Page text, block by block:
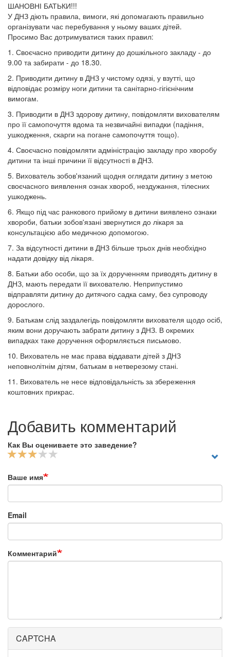
ШАНОВНІ БАТЬКИ!!!
У ДНЗ діють правила, вимоги, які допомагають правильно
організувати час перебування у ньому ваших дітей.
Просимо Вас дотримуватися таких правил:
1. Своєчасно приводити дитину до дошкільного закладу - до
9.00 та забирати - до 18.30.
2. Приводити дитину в ДНЗ у чистому одязі, у взутті, що
відповідає розміру ноги дитини та санітарно-гігієнічним
вимогам.
3. Приводити в ДНЗ здорову дитину, повідомляти вихователям
про її самопочуття вдома та незвичайні випадки (падіння,
ушкодження, скарги на погане самопочуття тощо).
4. Своєчасно повідомляти адміністрацію закладу про хворобу
дитини та інші причини її відсутності в ДНЗ.
5. Вихователь зобов'язаний щодня оглядати дитину з метою
своєчасного виявлення ознак хвороб, нездужання, тілесних
ушкоджень.
6. Якщо під час ранкового прийому в дитини виявлено ознаки
хвороби, батьки зобов'язані звернутися до лікаря за
консультацією або медичною допомогою.
7. За відсутності дитини в ДНЗ більше трьох днів необхідно
надати довідку від лікаря.
8. Батьки або особи, що за їх дорученням приводять дитину в
ДНЗ, мають передати її вихователю. Неприпустимо
відправляти дитину до дитячого садка саму, без супроводу
дорослого.
9. Батькам слід заздалегідь повідомляти вихователя щодо осіб,
яким вони доручають забрати дитину з ДНЗ. В окремих
випадках таке доручення оформляється письмово.
10. Вихователь не має права віддавати дітей з ДНЗ
неповнолітнім дітям, батькам в нетверезому стані.
11. Вихователь не несе відповідальність за збереження
коштовних прикрас.
Добавить комментарий
Как Вы оцениваете это заведение?
Ваше имя
Email
Комментарий
CAPTCHA